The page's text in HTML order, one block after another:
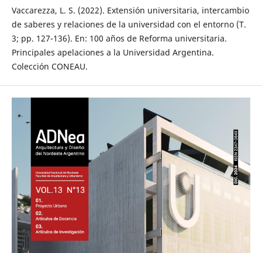
Vaccarezza, L. S. (2022). Extensión universitaria, intercambio
de saberes y relaciones de la universidad con el entorno (T.
3; pp. 127-136). En: 100 años de Reforma universitaria.
Principales apelaciones a la Universidad Argentina.
Colección CONEAU.